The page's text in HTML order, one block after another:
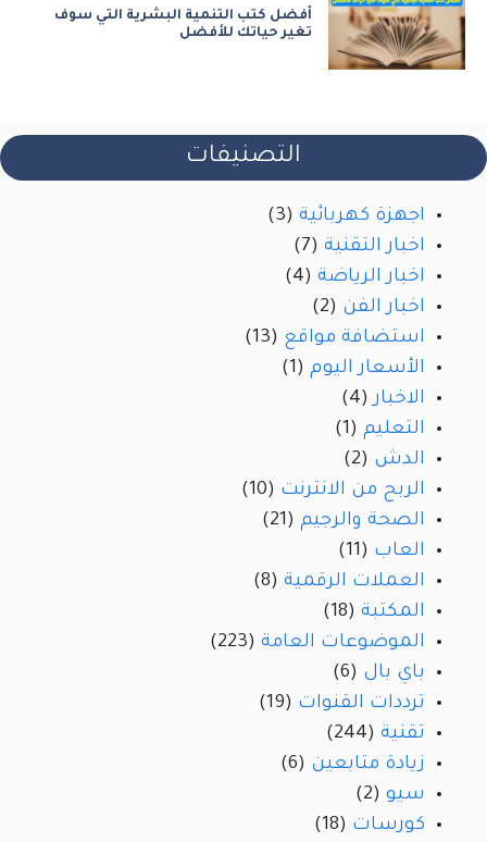
أفضل كتب التنمية البشرية التي سوف
تغير حياتك للأفضل
التصنيفات
اجهزة كهربائية (3)
اخبار التقنية (7)
اخبار الرياضة (4)
اخبار الفن (2)
استضافة مواقع (13)
الأسعار اليوم (1)
الاخبار(4)
التعليم (1)
الدش (2)
الربح من الانترنت (10)
الصحة والرجيم (21)
العاب (11)
العملات الرقمية (8)
المكتبة (18)
الموضوعات العامة (223)
باي بال (6)
ترددات القنوات (19)
تقنية (244)
زيادة متابعين (6)
سيو (2)
كورسات (18)